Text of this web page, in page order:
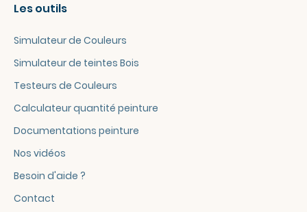
Les outils
Simulateur de Couleurs
Simulateur de teintes Bois
Testeurs de Couleurs
Calculateur quantité peinture
Documentations peinture
Nos vidéos
Besoin d'aide ?
Contact